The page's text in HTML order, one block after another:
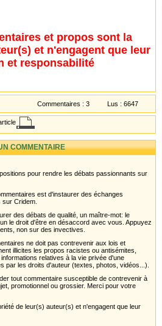
et propos sont la
et n'engagent que leur
et responsabilité
Commentaires : 3 Lus : 6647
COMMENTAIRE
pour rendre les débats passionnants sur
est d'instaurer des échanges
Cridem.
des débats de qualité, un maître-mot: le
le droit d'être en désaccord avec vous. Appuyez
non sur des invectives.
ne doit pas contrevenir aux lois et
illicites les propos racistes ou antisémites,
relatives à la vie privée d'une
par les droits d'auteur (textes, photos, vidéos...).
tout commentaire susceptible de contrevenir à
promotionnel ou grossier. Merci pour votre
de leur(s) auteur(s) et n'engagent que leur